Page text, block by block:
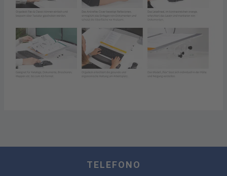
TELEFONO